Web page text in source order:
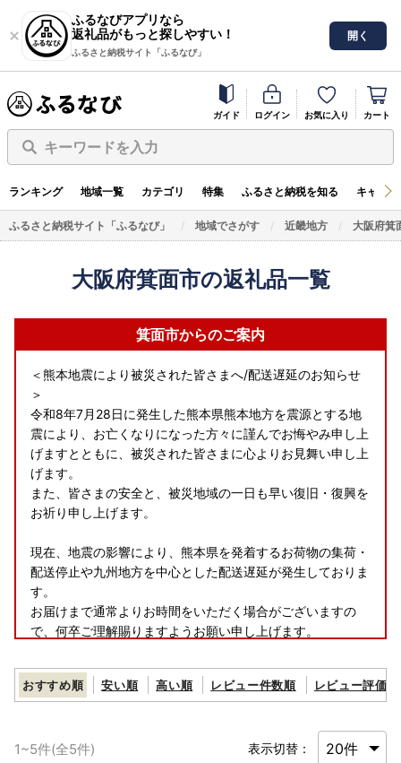
ふるなびアプリなら
返礼品がもっと探しやすい！
ふるさと納税サイト「ふるなび」
開く
ガイド ログイン お気に入り カート
キーワードを入力
ランキング 地域一覧 カテゴリ 特集 ふるさと納税を知る キャン
ふるさと納税サイト「ふるなび」 地域でさがす 近畿地方 大阪府箕
大阪府箕面市の返礼品一覧
箕面市からのご案内
＜熊本地震により被災された皆さまへ/配送遅延のお知らせ
＞
令和8年7月28日に発生した熊本県熊本地方を震源とする地
震により、お亡くなりになった方々に謹んでお悔やみ申し上
げますとともに、被災された皆さまに心よりお見舞い申し上
げます。
また、皆さまの安全と、被災地域の一日も早い復旧・復興を
お祈り申し上げます。
現在、地震の影響により、熊本県を発着するお荷物の集荷・
配送停止や九州地方を中心とした配送遅延が発生しておりま
す。
お届けまで通常よりお時間をいただく場合がございますの
で、何卒ご理解賜りますようお願い申し上げます。
＜ヤマト運輸・転送サービスの有料化のお知らせ＞
送り状記載のお届け先から変更後のお届け先までの運賃が
おすすめ順 安い順 高い順 レビュー件数順 レビュー評価順
1~5件(全5件) 表示切替：